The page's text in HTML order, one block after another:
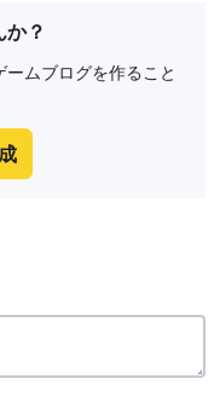
？
ムブログを作ること